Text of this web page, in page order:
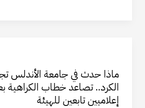
ماذا حدث في جامعة الأندلس
الكرد.. تصاعد خطاب الكراهية
إعلاميين تابعين للهيئة